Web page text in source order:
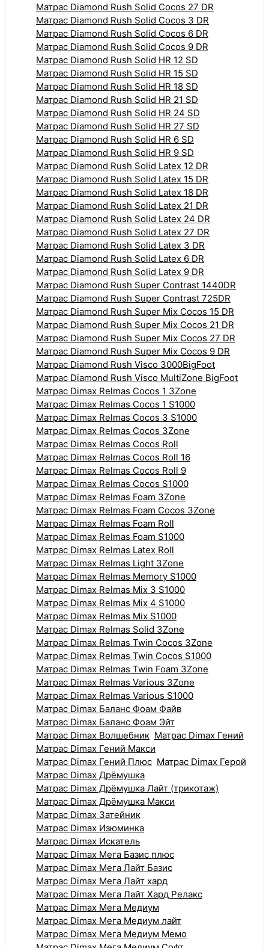
Матрас Diamond Rush Solid Cocos 27 DR
Матрас Diamond Rush Solid Cocos 3 DR
Матрас Diamond Rush Solid Cocos 6 DR
Матрас Diamond Rush Solid Cocos 9 DR
Матрас Diamond Rush Solid HR 12 SD
Матрас Diamond Rush Solid HR 15 SD
Матрас Diamond Rush Solid HR 18 SD
Матрас Diamond Rush Solid HR 21 SD
Матрас Diamond Rush Solid HR 24 SD
Матрас Diamond Rush Solid HR 27 SD
Матрас Diamond Rush Solid HR 6 SD
Матрас Diamond Rush Solid HR 9 SD
Матрас Diamond Rush Solid Latex 12 DR
Матрас Diamond Rush Solid Latex 15 DR
Матрас Diamond Rush Solid Latex 18 DR
Матрас Diamond Rush Solid Latex 21 DR
Матрас Diamond Rush Solid Latex 24 DR
Матрас Diamond Rush Solid Latex 27 DR
Матрас Diamond Rush Solid Latex 3 DR
Матрас Diamond Rush Solid Latex 6 DR
Матрас Diamond Rush Solid Latex 9 DR
Матрас Diamond Rush Super Contrast 1440DR
Матрас Diamond Rush Super Contrast 725DR
Матрас Diamond Rush Super Mix Cocos 15 DR
Матрас Diamond Rush Super Mix Cocos 21 DR
Матрас Diamond Rush Super Mix Cocos 27 DR
Матрас Diamond Rush Super Mix Cocos 9 DR
Матрас Diamond Rush Visco 3000BigFoot
Матрас Diamond Rush Visco MultiZone BigFoot
Матрас Dimax Relmas Cocos 1 3Zone
Матрас Dimax Relmas Cocos 1 S1000
Матрас Dimax Relmas Cocos 3 S1000
Матрас Dimax Relmas Cocos 3Zone
Матрас Dimax Relmas Cocos Roll
Матрас Dimax Relmas Cocos Roll 16
Матрас Dimax Relmas Cocos Roll 9
Матрас Dimax Relmas Cocos S1000
Матрас Dimax Relmas Foam 3Zone
Матрас Dimax Relmas Foam Cocos 3Zone
Матрас Dimax Relmas Foam Roll
Матрас Dimax Relmas Foam S1000
Матрас Dimax Relmas Latex Roll
Матрас Dimax Relmas Light 3Zone
Матрас Dimax Relmas Memory S1000
Матрас Dimax Relmas Mix 3 S1000
Матрас Dimax Relmas Mix 4 S1000
Матрас Dimax Relmas Mix S1000
Матрас Dimax Relmas Solid 3Zone
Матрас Dimax Relmas Twin Cocos 3Zone
Матрас Dimax Relmas Twin Cocos S1000
Матрас Dimax Relmas Twin Foam 3Zone
Матрас Dimax Relmas Various 3Zone
Матрас Dimax Relmas Various S1000
Матрас Dimax Баланс Фоам Файв
Матрас Dimax Баланс Фоам Эйт
Матрас Dimax Волшебник Матрас Dimax Гений
Матрас Dimax Гений Макси
Матрас Dimax Гений Плюс Матрас Dimax Герой
Матрас Dimax Дрёмушка
Матрас Dimax Дрёмушка Лайт (трикотаж)
Матрас Dimax Дрёмушка Макси
Матрас Dimax Затейник
Матрас Dimax Изюминка
Матрас Dimax Искатель
Матрас Dimax Мега Базис плюс
Матрас Dimax Мега Лайт Базис
Матрас Dimax Мега Лайт хард
Матрас Dimax Мега Лайт Хард Релакс
Матрас Dimax Мега Медиум
Матрас Dimax Мега Медиум лайт
Матрас Dimax Мега Медиум Мемо